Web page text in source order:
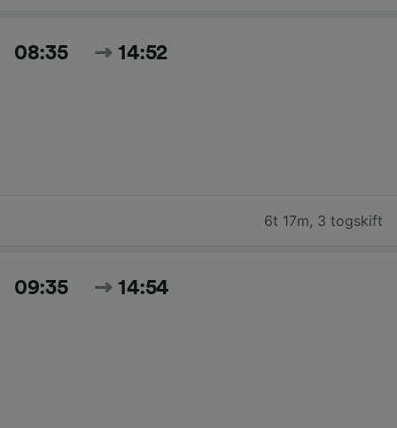
08:35 14:52
6t 17m, 3 togskift
09:35 14:54